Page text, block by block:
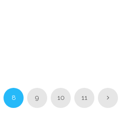
8 9 10 11